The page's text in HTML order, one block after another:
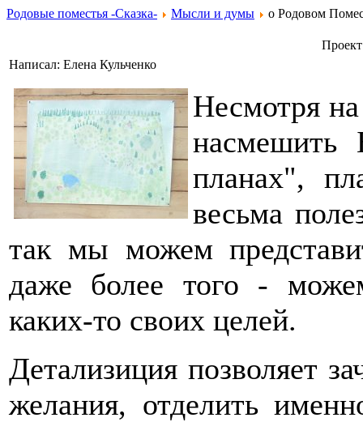
Родовые поместья -Сказка- Мысли и думы о Родовом
Написал: Елена Кульченко
Несмотря
насмешить
планах",
весьма
так мы можем
даже более того -
каких-то своих целей.
Детализиция позволяет
желания, отделить